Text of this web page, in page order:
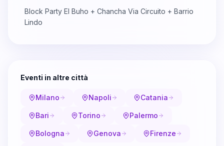
Block Party El Buho + Chancha Via Circuito + Barrio
Lindo
Eventi in altre città
Milano Napoli Catania
Bari Torino Palermo
Bologna Genova Firenze